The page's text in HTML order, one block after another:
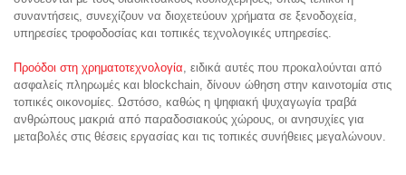
συναντήσεις, συνεχίζουν να διοχετεύουν χρήματα σε ξενοδοχεία,
υπηρεσίες τροφοδοσίας και τοπικές τεχνολογικές υπηρεσίες.
Προόδοι στη χρηματοτεχνολογία , ειδικά αυτές που προκαλούνται από
ασφαλείς πληρωμές και blockchain, δίνουν ώθηση στην καινοτομία στις
τοπικές οικονομίες. Ωστόσο, καθώς η ψηφιακή ψυχαγωγία τραβά
ανθρώπους μακριά από παραδοσιακούς χώρους, οι ανησυχίες για
μεταβολές στις θέσεις εργασίας και τις τοπικές συνήθειες μεγαλώνουν.